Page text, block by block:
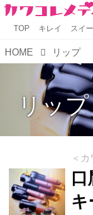
TOP キレイ スイ
HOME リップ
リップ
＜